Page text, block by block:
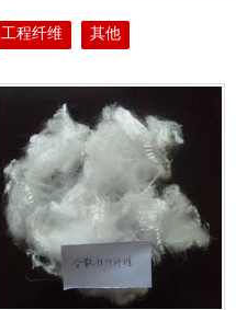
工程纤维 其他